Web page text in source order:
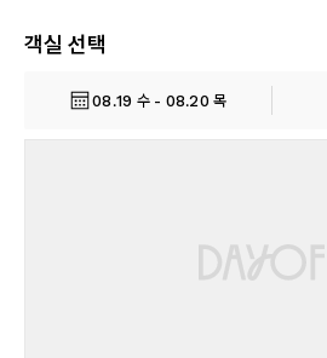
객실 선택
08.19 수 - 08.20 목